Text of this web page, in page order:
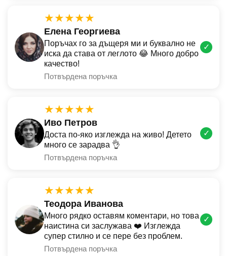
★★★★★
Елена Георгиева
Поръчах го за дъщеря ми и буквално не
иска да става от леглото 😂 Много добро
качество!
Потвърдена поръчка
✓
★★★★★
Иво Петров
Доста по-яко изглежда на живо! Детето
много се зарадва 👌
Потвърдена поръчка
✓
★★★★★
Теодора Иванова
Много рядко оставям коментари, но това
наистина си заслужава ❤️ Изглежда
супер стилно и се пере без проблем.
Потвърдена поръчка
✓